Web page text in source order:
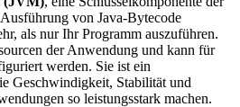
von Java-Bytecode
als nur Ihr Programm auszuführen.
der Anwendung und kann für
werden. Sie ist ein
Geschwindigkeit, Stabilität und
so leistungsstark machen.